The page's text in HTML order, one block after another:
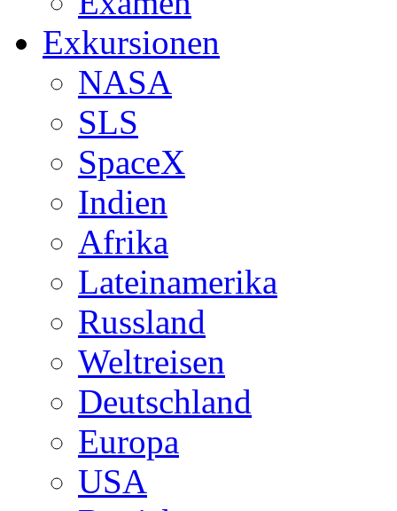
Exkursionen
NASA
SLS
SpaceX
Indien
Afrika
Lateinamerika
Russland
Weltreisen
Deutschland
Europa
USA